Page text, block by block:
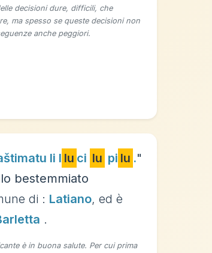
decisioni dure, difficili, che
ma spesso se queste decisioni non
anche peggiori.
li l lu ci lu pi lu ."
bestemmiato
di : Latiano, ed è
.
è in buona salute. Per cui prima